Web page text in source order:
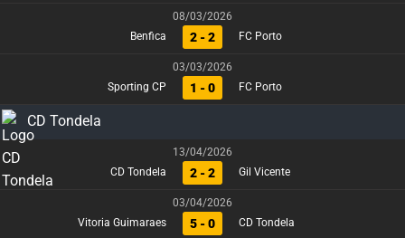
08/03/2026
Benfica
2 - 2 FC Porto
03/03/2026
Sporting CP
1 - 0 FC Porto
CD Tondela
13/04/2026
CD Tondela
2 - 2 Gil Vicente
03/04/2026
Vitoria Guimaraes
5 - 0 CD Tondela